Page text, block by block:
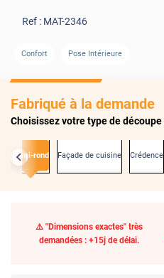
Ref : MAT-2346
Confort Pose Intérieure
Fabriqué à la demande
Choisissez votre type de découpe
Demi-rond Façade de cuisine Crédence
⚠️ "Dimensions exactes" très
demandées : +15j de délai.